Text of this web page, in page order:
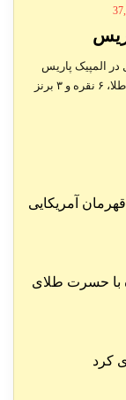
، کار ورزشکاران ایران با ۱۲ مدال در المپیک پاریس
پایان یافت کاروان ایران در المپیک ۲۰۲۴ پاریس با ۳ طلا، ۶ نقره و ۳ برنز
آمریکایی
با حسرت طلای
کرد